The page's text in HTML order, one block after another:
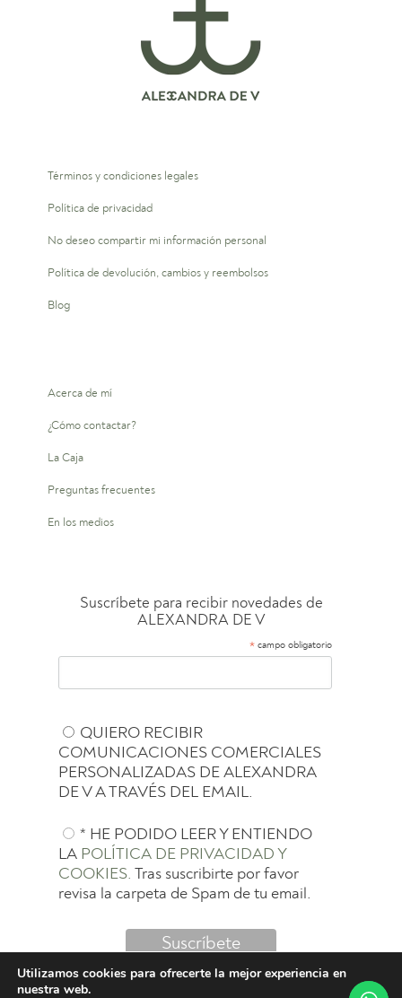
Términos y condiciones legales
Política de privacidad
No deseo compartir mi información personal
Política de devolución, cambios y reembolsos
Blog
Acerca de mí
¿Cómo contactar?
La Caja
Preguntas frecuentes
En los medios
Suscríbete para recibir novedades de
ALEXANDRA DE V
* campo obligatorio
QUIERO RECIBIR
COMUNICACIONES COMERCIALES
PERSONALIZADAS DE ALEXANDRA
DE V A TRAVÉS DEL EMAIL.
* HE PODIDO LEER Y ENTIENDO
LA POLÍTICA DE PRIVACIDAD Y
COOKIES. Tras suscribirte por favor
revisa la carpeta de Spam de tu email.
Utilizamos cookies para ofrecerte la mejor experiencia en
nuestra web.